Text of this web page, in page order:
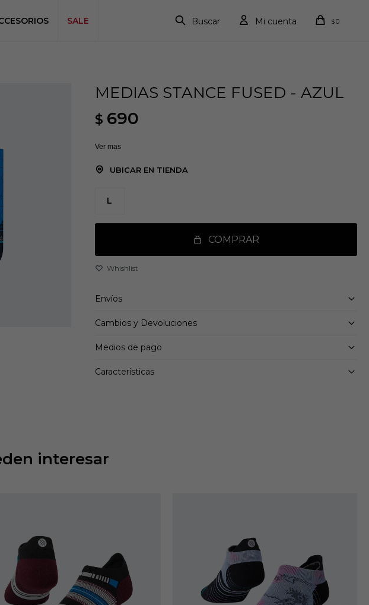
SALE $0
MEDIAS STANCE FUSED - AZUL
$ 690
Ver mas
UBICAR EN TIENDA
L
COMPRAR
Envíos
Cambios y Devoluciones
Medios de pago
Características
interesar